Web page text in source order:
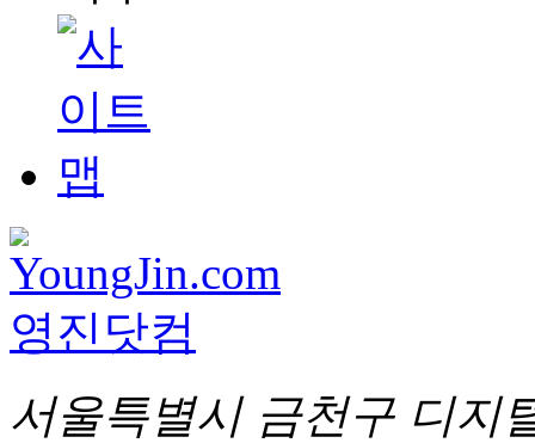
서울특별시 금천구 디지